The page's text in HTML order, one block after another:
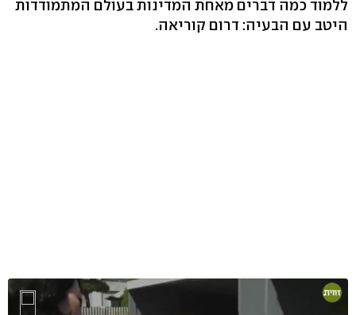
ללמוד כמה דברים מאחת המדינות בעולם המתמודדות
היטב עם הבעיה: דרום קוריאה.